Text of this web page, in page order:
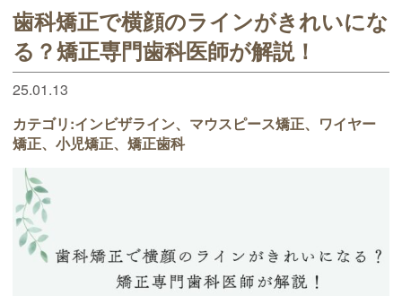
歯科矯正で横顔のラインがきれいにな
る？矯正専門歯科医師が解説！
25.01.13
カテゴリ:インビザライン マウスピース矯正
ワイヤー
矯正
小児矯正 矯正歯科